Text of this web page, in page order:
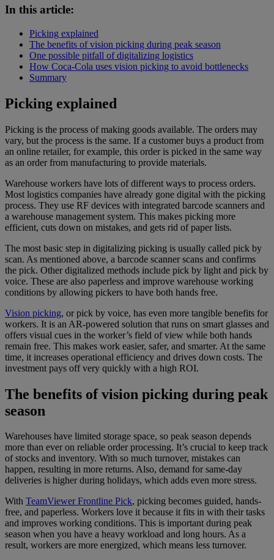
In this article:
Picking explained
The benefits of vision picking during peak season
One possible pitfall of digitalizing logistics
How Coca-Cola uses vision picking to avoid bottlenecks
Summary
Picking explained
Picking is the process of making goods available. The orders may
vary, but the process is the same. If a customer buys a product from
an online retailer, for example, this order is picked in the same way
as an order from manufacturing to provide materials.
Warehouse workers have lots of different ways to process orders.
Most logistics companies have already gone digital with the picking
process. They use RF devices with integrated barcode scanners and
a warehouse management system. This makes picking more
efficient, cuts down on mistakes, and gets rid of paper lists.
The most basic step in digitalizing picking is usually called pick by
scan. As mentioned above, a barcode scanner scans and confirms
the pick. Other digitalized methods include pick by light and pick by
voice. These are also paperless and improve warehouse working
conditions by allowing pickers to have both hands free.
Vision picking, or pick by voice, has even more tangible benefits for
workers. It is an AR-powered solution that runs on smart glasses and
offers visual cues in the worker’s field of view while both hands
remain free. This makes work easier, safer, and smarter. At the same
time, it increases operational efficiency and drives down costs. The
investment pays off very quickly with a high ROI.
The benefits of vision picking during peak
season
Warehouses have limited storage space, so peak season depends
more than ever on reliable order processing. It’s crucial to keep track
of stocks and inventory. With so much turnover, mistakes can
happen, resulting in more returns. Also, demand for same-day
deliveries is higher during holidays, which adds even more stress.
With TeamViewer Frontline Pick, picking becomes guided, hands-
free, and paperless. Workers love it because it fits in with their tasks
and improves working conditions. This is important during peak
season when you have a heavy workload and long hours. As a
result, workers are more energized, which means less turnover.